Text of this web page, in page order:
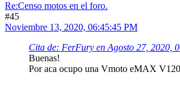
Re:Censo motos en el foro.
#45
Noviembre 13, 2020, 06:45:45 PM
Cita de: FerFury en Agosto 27, 2020,
Buenas!
Por aca ocupo una Vmoto eMAX